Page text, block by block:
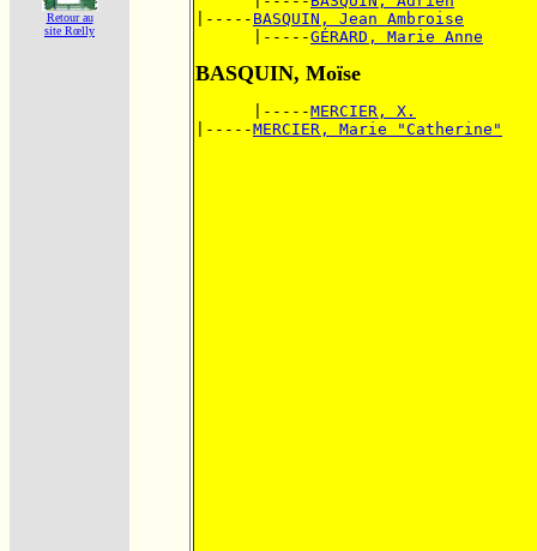
Retour au
site Rœlly
|----- BASQUIN, Jean Ambroise
      |-----
GÉRARD, Marie Anne
BASQUIN, Moïse
      |-----
MERCIER, X.
|-----MERCIER, Marie "Catherine"